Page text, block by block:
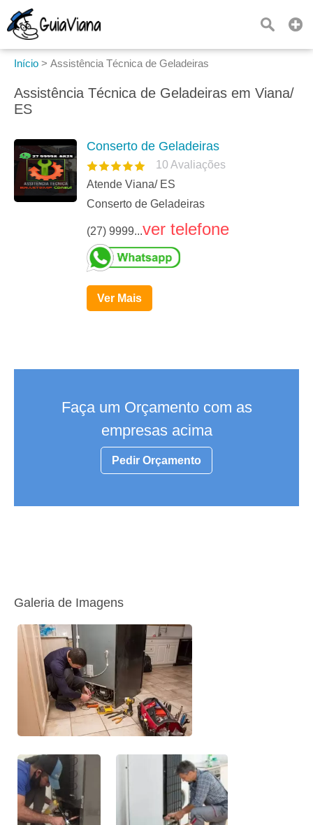
Início > Assistência Técnica de Geladeiras
Assistência Técnica de Geladeiras em Viana/
ES
Conserto de Geladeiras
10 Avaliações
Atende Viana/ ES
Conserto de Geladeiras
(27) 9999...ver telefone
Ver Mais
Faça um Orçamento com as
empresas acima
Pedir Orçamento
Galeria de Imagens